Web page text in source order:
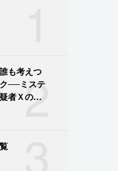
2
も考えつ
──ミステ
者Ｘの献